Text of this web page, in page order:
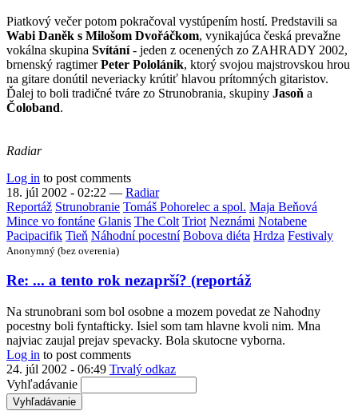
Piatkový večer potom pokračoval vystúpením hostí. Predstavili sa
Wabi Daněk s Milošom Dvořáčkom, vynikajúca česká prevažne
vokálna skupina Svítání- jeden z ocenených zo ZAHRADY 2002,
brnenský ragtimerPeter Pololánik, ktorý svojou majstrovskou hrou
na gitare donútil neveriacky krútiť hlavou prítomných gitaristov.
Ďalej to boli tradičné tváre zo Strunobrania, skupiny Jasoň a
Čoloband.
Radiar
Log in to post comments
18. júl 2002 - 02:22 — Radiar
Reportáž Strunobranie Tomáš Pohorelec a spol. Maja Beňová
Mince vo fontáne Glanis The Colt Triot Neznámi Notabene
Pacipacifik Tieň Náhodní pocestní Bobova diéta Hrdza Festivaly
Anonymný (bez overenia)
Re: ... a tento rok nezaprší? (reportáž
Na strunobrani som bol osobne a mozem povedat ze Nahodny
pocestny boli fyntafticky. Isiel som tam hlavne kvoli nim. Mna
najviac zaujal prejav spevacky. Bola skutocne vyborna.
Log in to post comments
24. júl 2002 - 06:49 Trvalý odkaz
Vyhľadávanie